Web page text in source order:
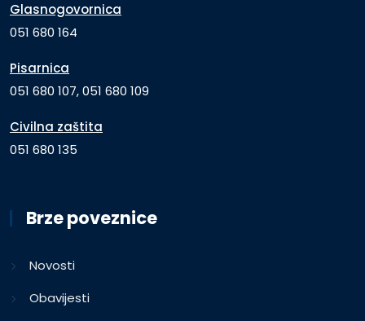
Glasnogovornica
051 680 164
Pisarnica
051 680 107, 051 680 109
Civilna zaštita
051 680 135
Brze poveznice
Novosti
Obavijesti